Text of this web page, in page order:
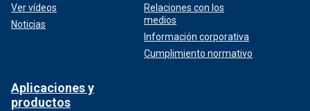
Ver vídeos
Noticias
Relaciones con los
medios
Información corporativa
Cumplimiento normativo
Aplicaciones y
productos